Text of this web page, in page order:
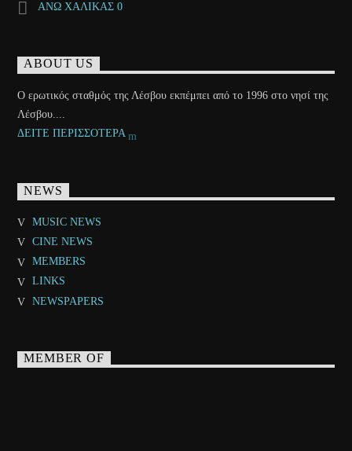
ΑΝΩ ΧΑΛΙΚΑΣ 0
ABOUT US
Ο ερωτικός σταθμός της Λέσβου εκπέμπει από το 1996 στο νησί της
Λέσβου....
ΔΕΙΤΕ ΠΕΡΙΣΣΟΤΕΡΑ
NEWS
MUSIC NEWS
CINE NEWS
MEMBERS
LINKS
NEWSPAPERS
MEMBER OF